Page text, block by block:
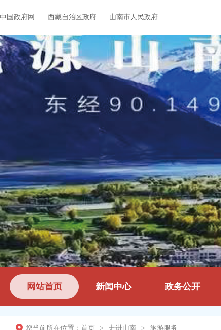
中国政府网 西藏自治区政府 山南市人民政府
网站首页 新闻中心 政务公开
您当前所在位置： 首页 > 走进山南 > 旅游服务